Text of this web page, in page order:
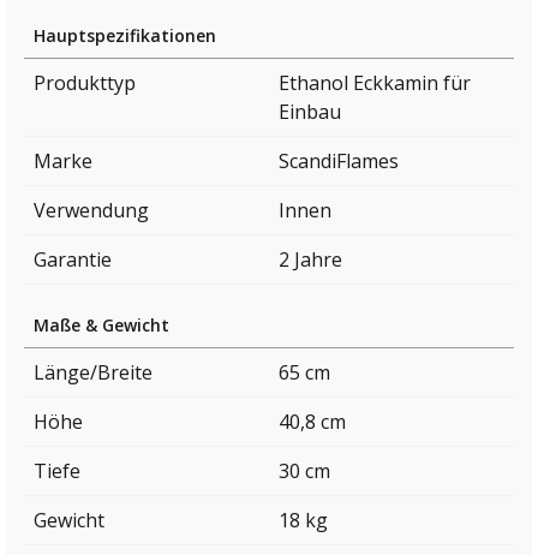
Hauptspezifikationen
Produkttyp
Ethanol Eckkamin für
Einbau
Marke
ScandiFlames
Verwendung
Innen
Garantie
2 Jahre
Maße & Gewicht
Länge/Breite
65 cm
Höhe
40,8 cm
Tiefe
30 cm
Gewicht
18 kg